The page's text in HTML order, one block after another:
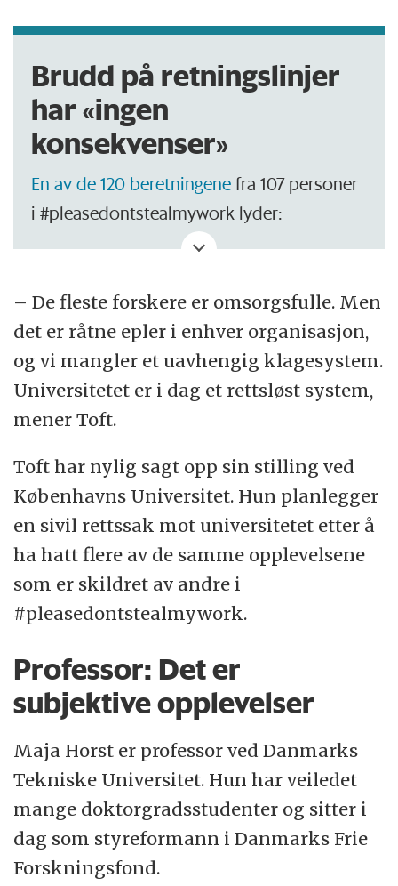
Brudd på retningslinjer
har «ingen
konsekvenser»
En av de 120 beretningene fra 107 personer
i #pleasedontstealmywork lyder:
gjesteforfatterskap har ingen konsekvenser
fra ledelsen ettersom seniorforskerne er
ledelsen. Hvis jeg nevner Vancouver-
retningslinjer, får jeg høre at man ALLTID
lever opp til dem og at jeg rett og slett ikke
idéutviklingen av prosjektene.»
– De fleste forskere er omsorgsfulle. Men
det er råtne epler i enhver organisasjon,
og vi mangler et uavhengig klagesystem.
Universitetet er i dag et rettsløst system,
mener Toft.
Toft har nylig sagt opp sin stilling ved
Københavns Universitet. Hun planlegger
en sivil rettssak mot universitetet etter å
ha hatt flere av de samme opplevelsene
som er skildret av andre i
#pleasedontstealmywork.
Professor: Det er
subjektive opplevelser
Maja Horst er professor ved Danmarks
Tekniske Universitet. Hun har veiledet
mange doktorgradsstudenter og sitter i
dag som styreformann i Danmarks Frie
Forskningsfond.